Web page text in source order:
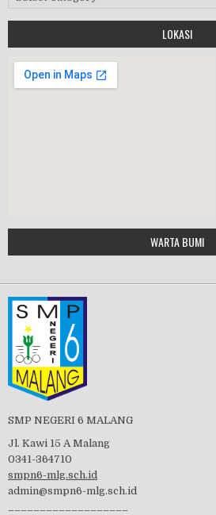
HALAL BIHALAL
Tes Matrikulasi 2019
visitasi PPK 2019
LOKASI
Google Maps Generator by
embedgooglemap.net
WARTA BUMI
SMP NEGERI 6 MALANG
Jl. Kawi 15 A Malang
0341-364710
smpn6-mlg.sch.id
admin@smpn6-mlg.sch.id